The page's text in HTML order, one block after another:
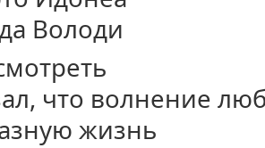
Володи
что волнение
жизнь